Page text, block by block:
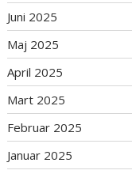
Juni 2025
Maj 2025
April 2025
Mart 2025
Februar 2025
Januar 2025